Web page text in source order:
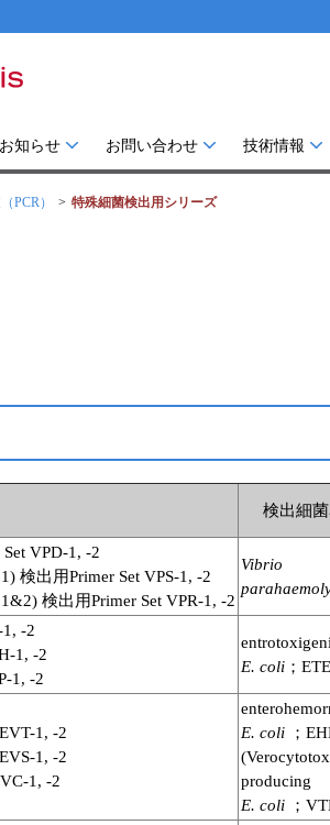
お知らせ お問い合わせ 技術情報
PCR） 特殊細菌検出用シリーズ
検出細菌
VPD-1, -2
1) 検出用Primer Set VPS-1, -2
1&2) 検出用Primer Set VPR-1, -2
Vibrio
-2
1, -2
1, -2
E. coli ；
1, -2
1, -2
1, -2
E. coli ；
producing
E. coli ；